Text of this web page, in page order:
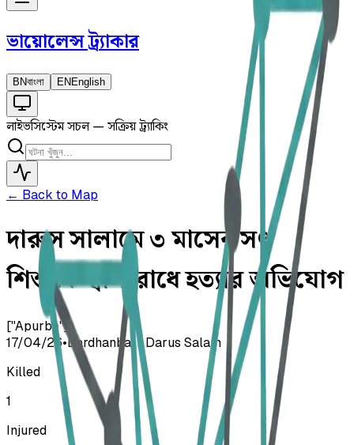
ভায়োলেন্সট্র্যাকার
BNবাংলা EN English
লাইভসিস্টেম সচল — সক্রিয় ট্র্যাকিং
← Back to Map
দারুস সালামে ৩ মাসের সৎ
শিশুকে শ্বাসরোধে হত্যার অভিযোগ
["Apurbo"]
17/04/26•Bardhanbari, Darus Salam
Killed
1
Injured